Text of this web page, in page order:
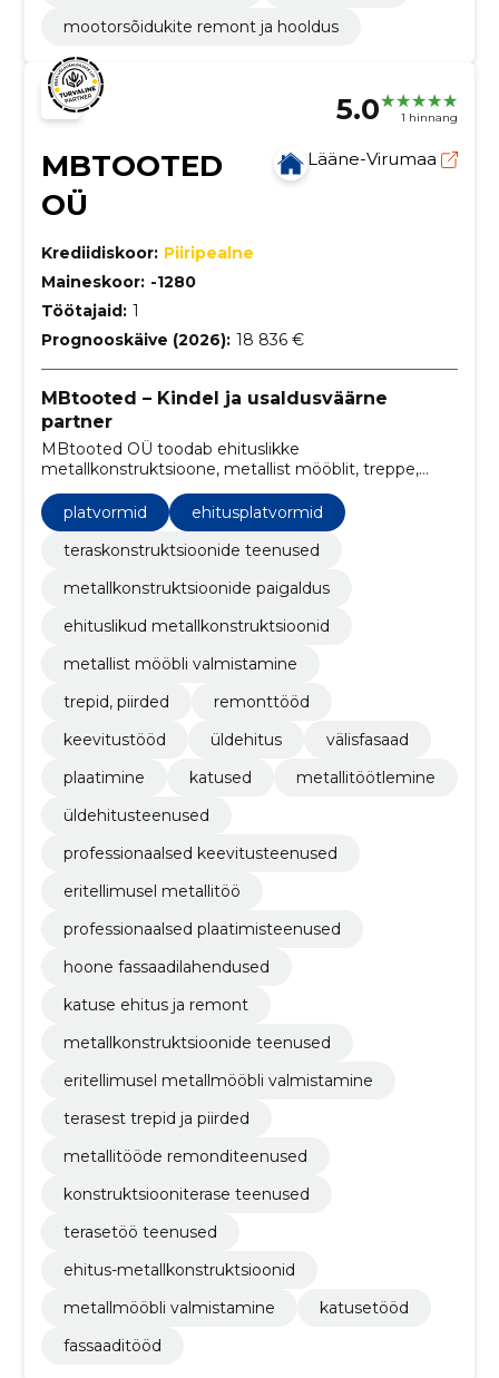
mootorsõidukite remont ja hooldus
5.0 1 hinnang
MBTOOTED
OÜ
Lääne-Virumaa
Krediidiskoor: Piiripealne
Maineskoor: -1280
Töötajaid: 1
Prognooskäive (2026): 18 836 €
MBtooted – Kindel ja usaldusväärne
partner
MBtooted OÜ toodab ehituslikke
metallkonstruktsioone, metallist mööblit, treppe,
remonttöid, keevitustöid.
platvormid
ehitusplatvormid
teraskonstruktsioonide teenused
metallkonstruktsioonide paigaldus
ehituslikud metallkonstruktsioonid
metallist mööbli valmistamine
trepid, piirded
remonttööd
keevitustööd
üldehitus
välisfasaad
plaatimine
katused
metallitöötlemine
üldehitusteenused
professionaalsed keevitusteenused
eritellimusel metallitöö
professionaalsed plaatimisteenused
hoone fassaadilahendused
katuse ehitus ja remont
metallkonstruktsioonide teenused
eritellimusel metallmööbli valmistamine
terasest trepid ja piirded
metallitööde remonditeenused
konstruktsiooniterase teenused
terasetöö teenused
ehitus-metallkonstruktsioonid
metallmööbli valmistamine
katusetööd
fassaaditööd